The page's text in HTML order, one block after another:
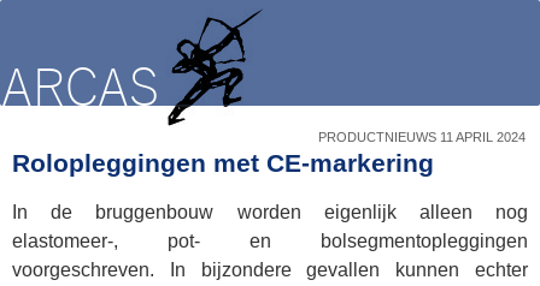
PRODUCTNIEUWS 11 APRIL 2024
Rolopleggingen met CE-markering
In de bruggenbouw worden eigenlijk alleen nog
elastomeer-, pot- en bolsegmentopleggingen
voorgeschreven. In bijzondere gevallen kunnen echter